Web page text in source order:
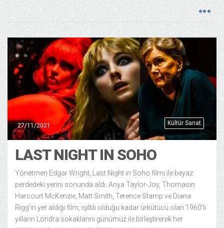
Kültür Sanat
27/11/2021
LAST NIGHT IN SOHO
Yönetmen Edgar Wright, Last Night in Soho filmi ile beyaz
perdedeki yerini sonunda aldı. Anya Taylor-Joy, Thomasin
Harcourt McKenzie, Matt Smith, Terence Stamp ve Diana
Rigg’in yer aldığı film, ışıltılı olduğu kadar ürkütücü olan 1960’lı
yılların Londra sokaklarını günümüz ile birleştirerek her